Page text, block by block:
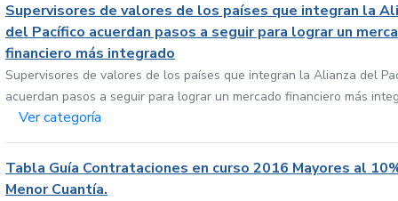
Supervisores de valores de los países que integran la
del Pacífico acuerdan pasos a seguir para lograr un
financiero más integrado
Supervisores de valores de los países que integran la Alianza del
acuerdan pasos a seguir para lograr un mercado financiero más
Ver categoría
Tabla Guía Contrataciones en curso 2016 Mayores al
Menor Cuantía.